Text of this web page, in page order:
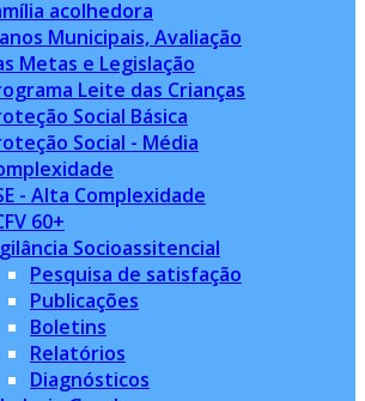
acolhedora
Municipais, Avaliação
Metas e Legislação
Leite das Crianças
Social Básica
Social - Média
- Alta Complexidade
60+
Socioassitencial
Pesquisa de satisfação
Publicações
Boletins
Relatórios
Diagnósticos